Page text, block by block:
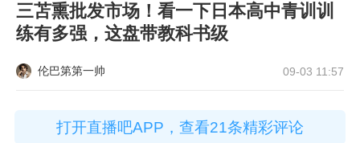
三苫熏批发市场！看一下日本高中青训训
练有多强，这盘带教科书级
伦巴第第一帅 09-03 11:57
打开直播吧APP，查看21条精彩评论